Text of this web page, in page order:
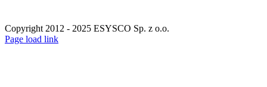
Copyright 2012 - 2025 ESYSCO Sp. z o.o.
Facebook
X
Instagram
Pinterest
Page load link